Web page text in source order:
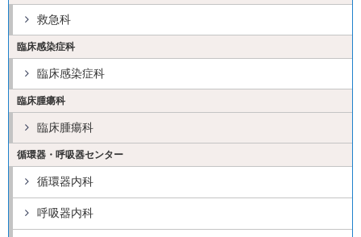
救急科
臨床感染症科
臨床感染症科
臨床腫瘍科
臨床腫瘍科
循環器・呼吸器センター
循環器内科
呼吸器内科